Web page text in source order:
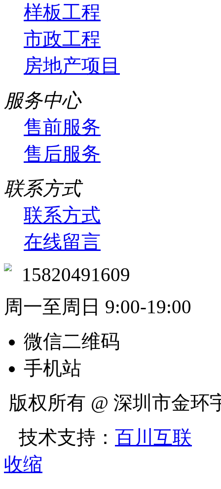
样板工程
市政工程
房地产项目
服务中心
售前服务
售后服务
联系方式
联系方式
在线留言
15820491609
周一至周日 9:00-19:00
微信二维码
手机站
版权所有 @ 深圳市金
技术支持： 百川互联
收缩